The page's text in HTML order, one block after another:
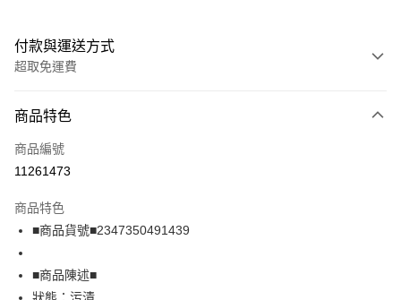
付款與運送方式
超取免運費
信用卡一次付款
超商取貨付款
Apple Pay
街口支付
悠遊付
商品特色
商品編號
11261473
商品特色
■商品貨號■2347350491439
■商品陳述■